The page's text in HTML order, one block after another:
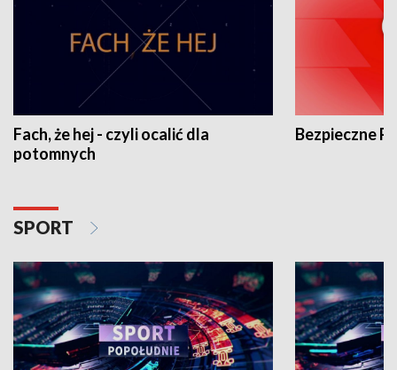
Fach, że hej - czyli ocalić dla
potomnych
Bezpieczne
SPORT